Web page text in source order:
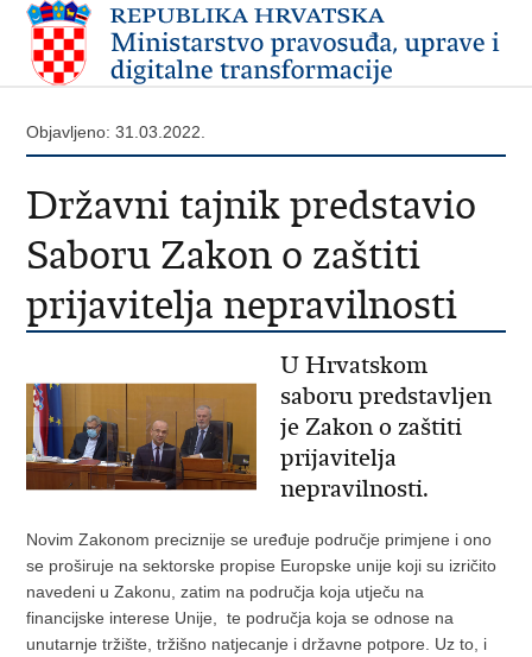
Objavljeno: 31.03.2022.
Državni tajnik predstavio
Saboru Zakon o zaštiti
prijavitelja nepravilnosti
U Hrvatskom
saboru predstavljen
je Zakon o zaštiti
prijavitelja
nepravilnosti.
Novim Zakonom preciznije se uređuje područje primjene i ono
se proširuje na sektorske propise Europske unije koji su izričito
navedeni u Zakonu, zatim na područja koja utječu na
financijske interese Unije, te područja koja se odnose na
unutarnje tržište, tržišno natjecanje i državne potpore. Uz to, i